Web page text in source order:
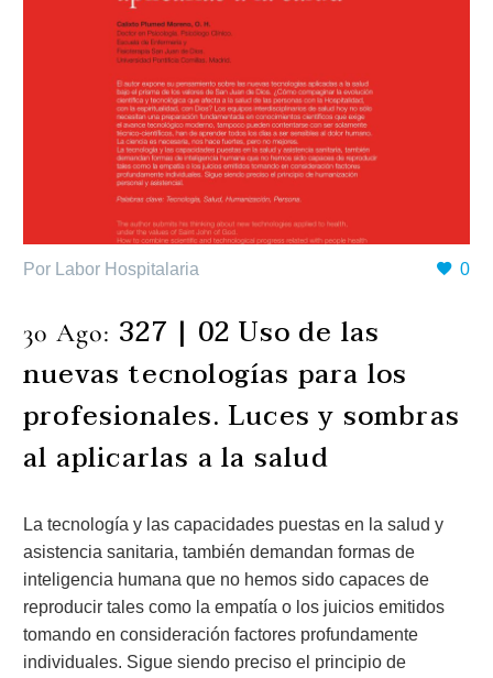
0
Por Labor Hospitalaria
30 Ago: 327 | 02 Uso de las
nuevas tecnologías para los
profesionales. Luces y sombras
al aplicarlas a la salud
La tecnología y las capacidades puestas en la salud y
asistencia sanitaria, también demandan formas de
inteligencia humana que no hemos sido capaces de
reproducir tales como la empatía o los juicios emitidos
tomando en consideración factores profundamente
individuales. Sigue siendo preciso el principio de